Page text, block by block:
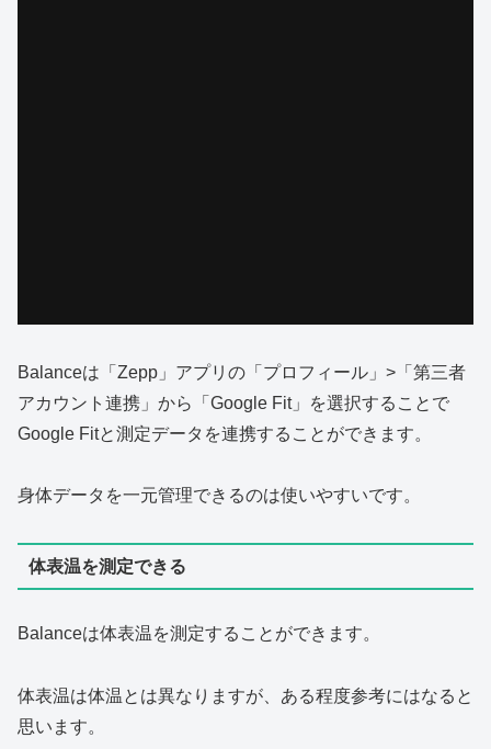
Balanceは「Zepp」アプリの「プロフィール」>「第三者
アカウント連携」から「Google Fit」を選択することで
Google Fitと測定データを連携することができます。
身体データを一元管理できるのは使いやすいです。
体表温を測定できる
Balanceは体表温を測定することができます。
体表温は体温とは異なりますが、ある程度参考にはなると
思います。